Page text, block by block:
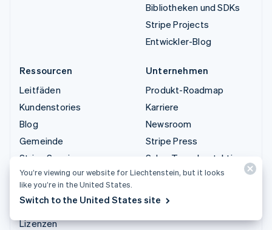
Bibliotheken und SDKs
Stripe Projects
Entwickler-Blog
Ressourcen
Leitfäden
Kundenstories
Blog
Gemeinde
Stripe Sessions
Datenschutz und AGB
Eingeschränkte und nicht
zugelassene Geschäfte
Lizenzen
Unternehmen
Produkt-Roadmap
Karriere
Newsroom
Stripe Press
Sales-Team kontaktieren
You’re viewing our website for Liechtenstein, but it looks
like you’re in the United States.
Switch to the United States site